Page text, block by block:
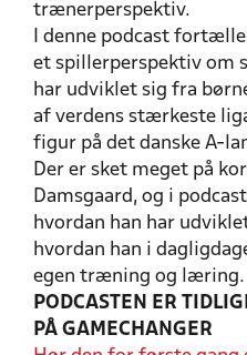
trænerperspektiv.
I denne podcast
et spillerperspektiv om
har udviklet sig fra
af verdens stærkeste
figur på det danske A-
Der er sket meget på
Damsgaard, og i
hvordan han har
hvordan han i
egen træning og læring.
PODCASTEN ER
PÅ GAMECHANGER